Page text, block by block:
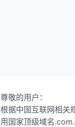
尊敬的用户：
根据中国互联网相关
用国家顶级域名